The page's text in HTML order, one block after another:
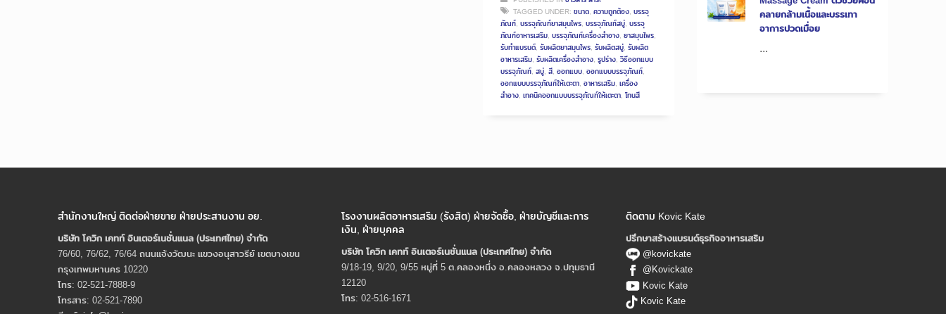
TAGGED UNDER: ขนาด, ความถูกต้อง, บรรจุ
ภัณฑ์, บรรจุภัณฑ์ยาสมุนไพร, บรรจุภัณฑ์สบู่, บรรจุ
ภัณฑ์อาหารเสริม, บรรจุภัณฑ์เครื่องสำอาง, ยาสมุนไพร,
รับทำแบรนด์, รับผลิตยาสมุนไพร, รับผลิตสบู่, รับผลิต
อาหารเสริม, รับผลิตเครื่องสำอาง, รูปร่าง, วิธีออกแบบ
บรรจุภัณฑ์, สบู่, สี, ออกแบบ, ออกแบบบรรจุภัณฑ์,
ออกแบบบรรจุภัณฑ์ให้เตะตา, อาหารเสริม, เครื่อง
สำอาง, เทคนิคออกแบบบรรจุภัณฑ์ให้เตะตา, โทนสี
คลายกล้ามเนื้อและบรรเทา
อาการปวดเมื่อย
...
สำนักงานใหญ่ ติดต่อฝ่ายขาย ฝ่ายประสานงาน อย.
บริษัท โควิก เคทท์ อินเตอร์เนชั่นแนล (ประเทศไทย) จํากัด
76/60, 76/62, 76/64 ถนนแจ้งวัฒนะ แขวงอนุสาวรีย์ เขตบางเขน
กรุงเทพมหานคร 10220
โทร: 02-521-7888-9
โทรสาร: 02-521-7890
โรงงานผลิตอาหารเสริม (รังสิต) ฝ่ายจัดซื้อ, ฝ่ายบัญชีและการ
เงิน, ฝ่ายบุคคล
บริษัท โควิก เคทท์ อินเตอร์เนชั่นแนล (ประเทศไทย) จํากัด
9/18-19, 9/20, 9/55 หมู่ที่ 5 ต.คลองหนึ่ง อ.คลองหลวง จ.ปทุมธานี
12120
โทร: 02-516-1671
ติดตาม Kovic Kate
ปรึกษาสร้างแบรนด์ธุรกิจอาหารเสริม
@kovickate
@Kovickate
Kovic Kate
Kovic Kate